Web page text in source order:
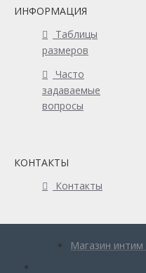
ИНФОРМАЦИЯ
Таблицы
размеров
Часто
задаваемые
вопросы
КОНТАКТЫ
Контакты
Магазин интим